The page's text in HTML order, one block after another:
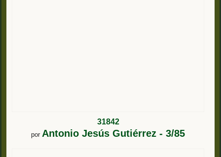
31842
por Antonio Jesús Gutiérrez - 3/85